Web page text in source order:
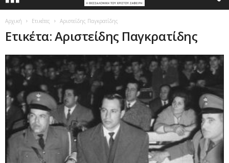
Αρχική Ετικέτες Αριστείδης Παγκρατίδης
Ετικέτα: Αριστείδης Παγκρατίδης